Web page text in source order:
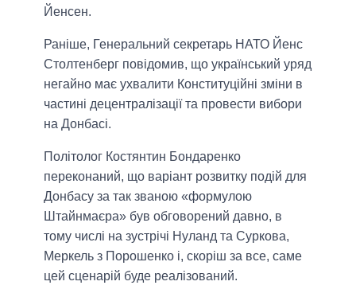
Йенсен.
Раніше, Генеральний секретарь НАТО Йенс
Столтенберг повідомив, що український уряд
негайно має ухвалити Конституційні зміни в
частині децентралізації та провести вибори
на Донбасі.
Політолог Костянтин Бондаренко
переконаний, що варіант розвитку подій для
Донбасу за так званою «формулою
Штайнмаєра» був обговорений давно, в
тому числі на зустрічі Нуланд та Суркова,
Меркель з Порошенко і, скоріш за все, саме
цей сценарій буде реалізований.